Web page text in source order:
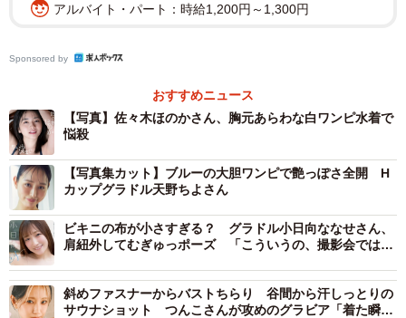
アルバイト・パート：時給1,200円～1,300円
Sponsored by
おすすめニュース
【写真】佐々木ほのかさん、胸元あらわな白ワンピ水着で
悩殺
【写真集カット】ブルーの大胆ワンピで艶っぽさ全開 H
カップグラドル天野ちよさん
ビキニの布が小さすぎる？ グラドル小日向ななせさん、
肩紐外してむぎゅっポーズ 「こういうの、撮影会では無
斜めファスナーからバストちらり 谷間から汗しっとりの
サウナショット つんこさんが攻めのグラビア「着た瞬間